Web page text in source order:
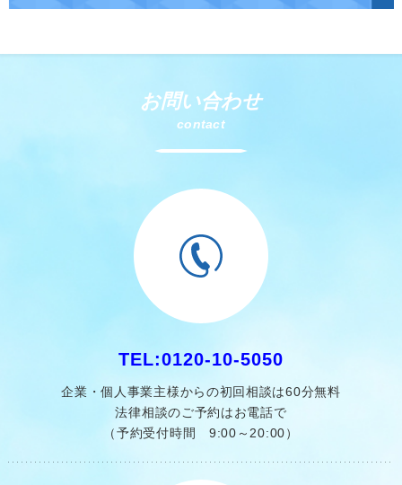
お問い合わせ
contact
TEL:0120-10-5050
企業・個人事業主様からの初回相談は60分無料
法律相談のご予約はお電話で
（予約受付時間 9:00～20:00）